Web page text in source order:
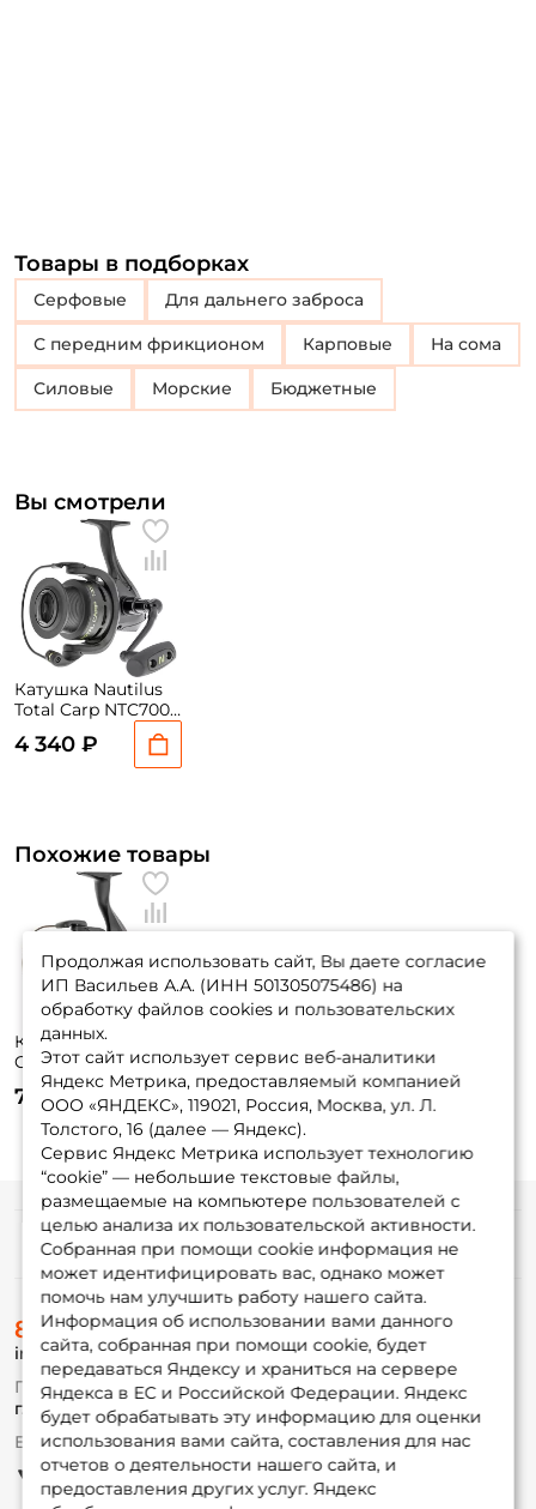
Товары в подборках
Серфовые для дальнего заброса
с передним фрикционом Карповые На сома
Силовые Морские Бюджетные
Вы смотрели
Катушка Nautilus
Total Carp NTC7000
/ вес: 626гр. / 4,4 /
подшипники: 5шт.
4 340 ₽
Похожие товары
Катушка Okuma
Custom Spod CS-
7000S / вес: 665гр.
/ 4,8 /
подшипники: 4шт.
7 900 ₽
Продолжая использовать сайт, Вы даете согласие
ИП Васильев А.А. (ИНН 501305075486) на
обработку файлов cookies и пользовательских
данных.
Этот сайт использует сервис веб-аналитики
Яндекс Метрика, предоставляемый компанией
ООО «ЯНДЕКС», 119021, Россия, Москва, ул. Л.
Толстого, 16 (далее — Яндекс).
Сервис Яндекс Метрика использует технологию
“cookie” — небольшие текстовые файлы,
размещаемые на компьютере пользователей с
целью анализа их пользовательской активности.
Собранная при помощи cookie информация не
может идентифицировать вас, однако может
помочь нам улучшить работу нашего сайта.
Информация об использовании вами данного
сайта, собранная при помощи cookie, будет
передаваться Яндексу и храниться на сервере
Яндекса в ЕС и Российской Федерации. Яндекс
будет обрабатывать эту информацию для оценки
использования вами сайта, составления для нас
отчетов о деятельности нашего сайта, и
предоставления других услуг. Яндекс
Информация
О магазине
Доставка
Оплата
Fox-bonus
Гуру
Партнерская программа
8 (495) 532-77-88
info@foxfishing.ru
По вопросам с заказом
г. Москва, ул. Плеханова д.7
Ежедневно 10:00 до 20:00